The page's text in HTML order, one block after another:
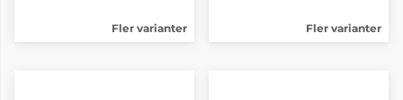
Fler varianter Fler varianter